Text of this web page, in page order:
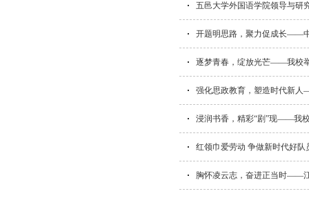
五邑大学外国语学院领导与研
开题明思路，聚力促成长——
逐梦青春，绽放光芒——我校
强化思政教育，塑造时代新
浸润书香，精彩“剧”现——我
红领巾爱劳动 争做新时代好
胸怀凌云志，奋进正当时——